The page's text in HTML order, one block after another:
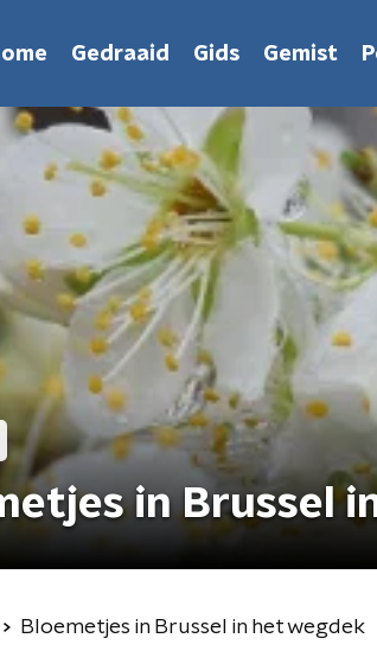
Gedraaid Gids Gemist
in Brussel
Bloemetjes in Brussel in het wegdek